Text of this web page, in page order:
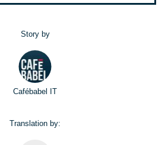
Story by
Cafébabel IT
Translation by: